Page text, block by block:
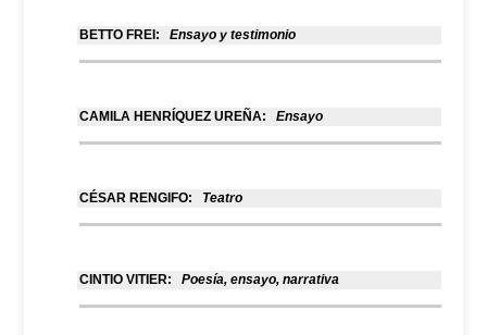
BETTO FREI: Ensayo y testimonio
CAMILA HENRÍQUEZ UREÑA: Ensayo
CÉSAR RENGIFO: Teatro
CINTIO VITIER: Poesía, ensayo, narrativa